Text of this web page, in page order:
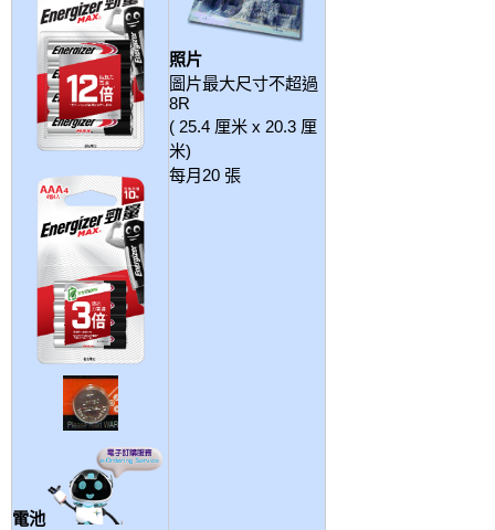
電池
照片
圖片最大尺寸不超過
8R
( 25.4 厘米 x 20.3 厘
米)
每月20 張